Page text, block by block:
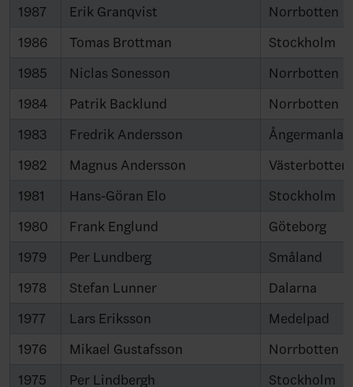
1987
Erik Granqvist
Norrbotten
1986
Tomas Brottman
Stockholm
1985
Niclas Sonesson
Norrbotten
1984
Patrik Backlund
Norrbotten
1983
Fredrik Andersson
1982
Magnus Andersson
Västerbotten
1981
Hans-Göran Elo
Stockholm
1980
Frank Englund
Göteborg
1979
Per Lundberg
Småland
1978
Stefan Lunner
Dalarna
1977
Lars Eriksson
Medelpad
1976
Mikael Gustafsson
Norrbotten
1975
Per Lindbergh Stockholm